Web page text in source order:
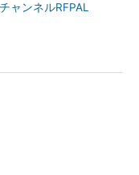
ャンネルRFPAL